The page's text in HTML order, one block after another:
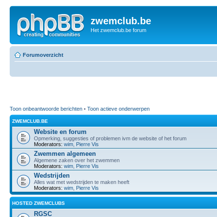
zwemclub.be
Het zwemclub.be forum
Forumoverzicht
Toon onbeantwoorde berichten • Toon actieve onderwerpen
ZWEMCLUB.BE
Website en forum
Opmerking, suggesties of problemen ivm de website of het forum
Moderators: wim Pierre Vis
Zwemmen algemeen
Algemene zaken over het zwemmen
Moderators: wim Pierre Vis
Wedstrijden
Alles wat met wedstrijden te maken heeft
Moderators: wim Pierre Vis
HOSTED ZWEMCLUBS
RGSC